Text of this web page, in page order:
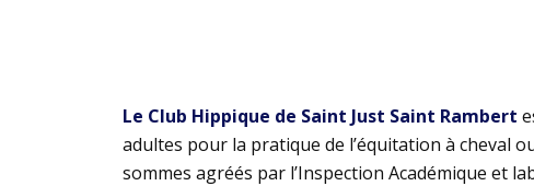
Le Club Hippique de Saint Just Saint Rambert
adultes pour la pratique de l’équitation à cheval
sommes agréés par l’Inspection Académique et